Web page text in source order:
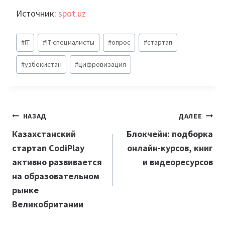
Источник: spot.uz
Метки
записи:
#IT #IT-специалисты #опрос #стартап
#узбекистан #цифровизация
Навигация
по
записям
НАЗАД
Казахстанский
стартап CodiPlay
активно развивается
на образовательном
рынке
Великобритании
ДАЛЕЕ
Блокчейн: подборка
онлайн-курсов, книг
и видеоресурсов